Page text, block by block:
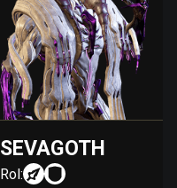
SEVAGOTH
Rol: